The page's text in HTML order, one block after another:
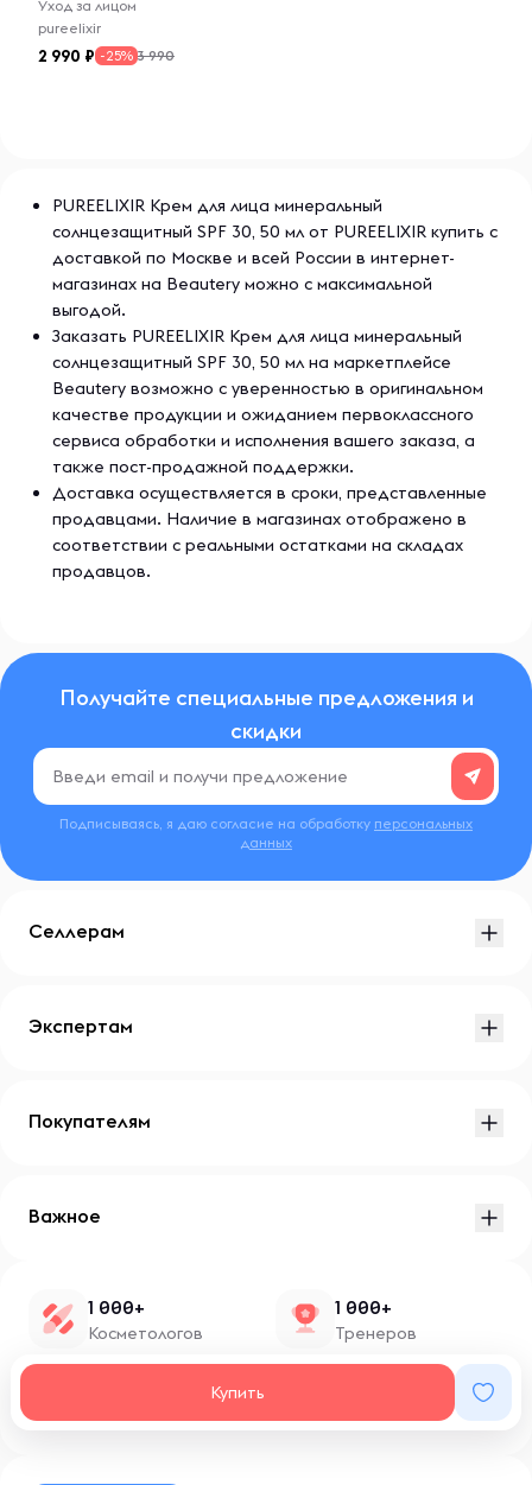
Уход за лицом
pureelixir
2 990 -25% 3 990
PUREELIXIR Крем для лица минеральный
солнцезащитный SPF 30, 50 мл от PUREELIXIR купить с
доставкой по Москве и всей России в интернет-
магазинах на Beautery можно с максимальной
выгодой.
Заказать PUREELIXIR Крем для лица минеральный
солнцезащитный SPF 30, 50 мл на маркетплейсе
Beautery возможно с уверенностью в оригинальном
качестве продукции и ожиданием первоклассного
сервиса обработки и исполнения вашего заказа, а
также пост-продажной поддержки.
Доставка осуществляется в сроки, представленные
продавцами. Наличие в магазинах отображено в
соответствии с реальными остатками на складах
продавцов.
Получайте специальные предложения и
скидки
Подписываясь, я даю согласие на обработку персональных
данных
Купить
Селлерам
Экспертам
Покупателям
Важное
1 000+
Косметологов
1 000+
Тренеров